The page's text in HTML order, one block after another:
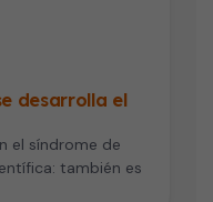
desarrolla el
el síndrome de
también es